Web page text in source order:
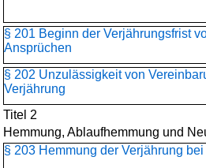
§ 201 Beginn der Verjährungsfrist
Ansprüchen
§ 202 Unzulässigkeit von
Verjährung
Titel 2
Hemmung, Ablaufhemmung und
§ 203 Hemmung der Verjährung